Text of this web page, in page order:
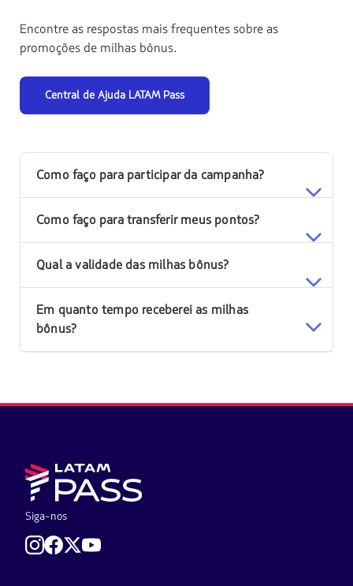
Encontre as respostas mais frequentes sobre as
promoções de milhas bônus.
Central de Ajuda LATAM Pass
Como faço para participar da campanha?
Como faço para transferir meus pontos?
Qual a validade das milhas bônus?
Em quanto tempo receberei as milhas
bônus?
Siga-nos